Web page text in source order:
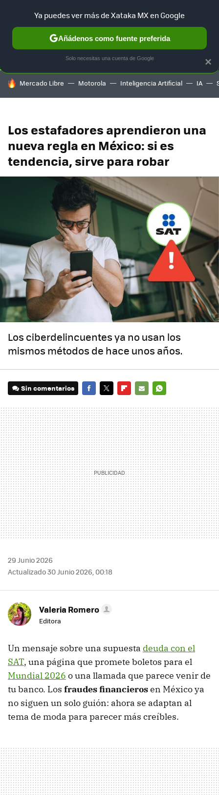
SELECCIÓN GAMING HOME AUTO TERRITORIO
HOY SE HABLA DE
Mercado Libre Motorola Inteligencia Artificial IA
Los estafadores aprendieron una
nueva regla en México: si es
tendencia, sirve para robar
Los ciberdelincuentes ya no usan los
mismos métodos de hace unos años.
Sin comentarios
MAIL
29 Junio 2026
Actualizado 30 Junio 2026, 00:18
Valeria Romero
Editora
Un mensaje sobre una supuesta deuda con el
SAT, una página que promete boletos para el
Mundial 2026 o una llamada que parece venir de
tu banco. Los fraudes financierosen México ya
no siguen un solo guión: ahora se adaptan al
tema de moda para parecer más creíbles.
×
Ya puedes ver más de Xataka MX en Google
Añádenos como fuente preferida
Solo necesitas una cuenta de Google